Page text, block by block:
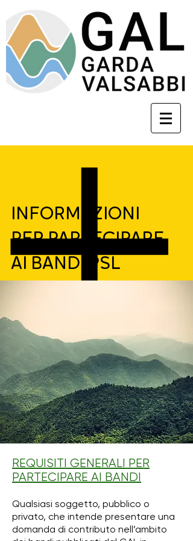
INFORMAZIONI
PER PARTECIPARE
AI BANDI PSL
REQUISITI GENERALI PER
PARTECIPARE AI BANDI
Qualsiasi soggetto, pubblico o
privato, che intende presentare una
domanda di contributo nell’ambito